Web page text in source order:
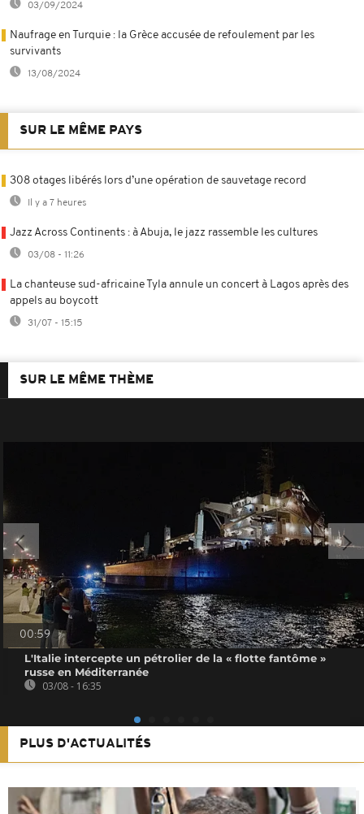
03/09/2024
Naufrage en Turquie : la Grèce accusée de refoulement par les
survivants
13/08/2024
SUR LE MÊME PAYS
308 otages libérés lors d’une opération de sauvetage record
Il y a 7 heures
Jazz Across Continents : à Abuja, le jazz rassemble les cultures
03/08 - 11:26
La chanteuse sud-africaine Tyla annule un concert à Lagos après des
appels au boycott
31/07 - 15:15
SUR LE MÊME THÈME
00:59
L'Italie intercepte un pétrolier de la « flotte fantôme »
russe en Méditerranée
03/08 - 16:35
PLUS D'ACTUALITÉS